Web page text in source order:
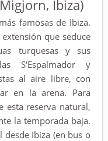
Ibiza)
famosas de Ibiza.
que seduce
turquesas y sus
S'Espalmador y
al aire libre, con
en la arena. Para
esta reserva natural,
la temporada baja.
desde Ibiza (en bus o